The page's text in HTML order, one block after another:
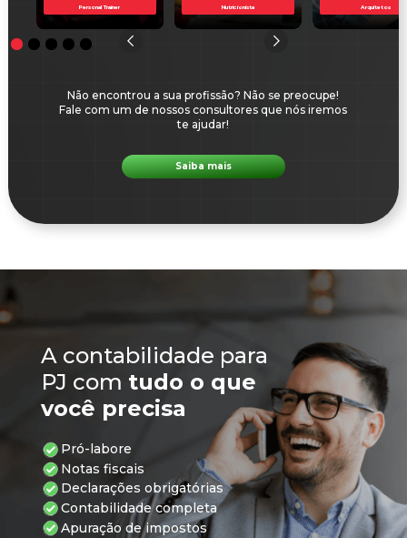
Personal Trainer Nutricionista Arquitetos
Não encontrou a sua profissão? Não se preocupe!
Fale com um de nossos consultores que nós iremos
te ajudar!
Saiba mais
A contabilidade para
PJ com tudo o que
você precisa
Pró-labore
Notas fiscais
Declarações obrigatórias
Contabilidade completa
Apuração de impostos